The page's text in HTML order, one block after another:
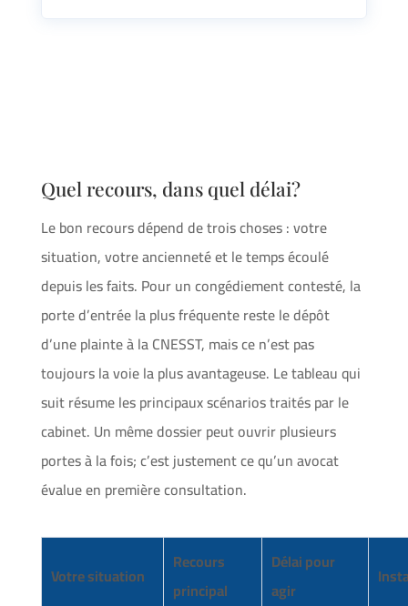
Quel recours, dans quel délai?
Le bon recours dépend de trois choses : votre
situation, votre ancienneté et le temps écoulé
depuis les faits. Pour un congédiement contesté, la
porte d’entrée la plus fréquente restele dépôt
d’une plainte à la CNESST, mais ce n’est pas
toujours la voie la plus avantageuse. Le tableau qui
suit résume les principaux scénarios traités par le
cabinet. Un même dossier peut ouvrir plusieurs
portes à la fois; c’est justement ce qu’un avocat
évalue en première consultation.
Votre situation
Recours
principal
Délai pour
agir